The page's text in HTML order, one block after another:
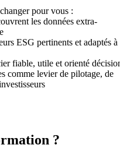
pour vous :
les données extra-
ESG pertinents et adaptés à
fiable, utile et orienté
comme levier de pilotage, de
?